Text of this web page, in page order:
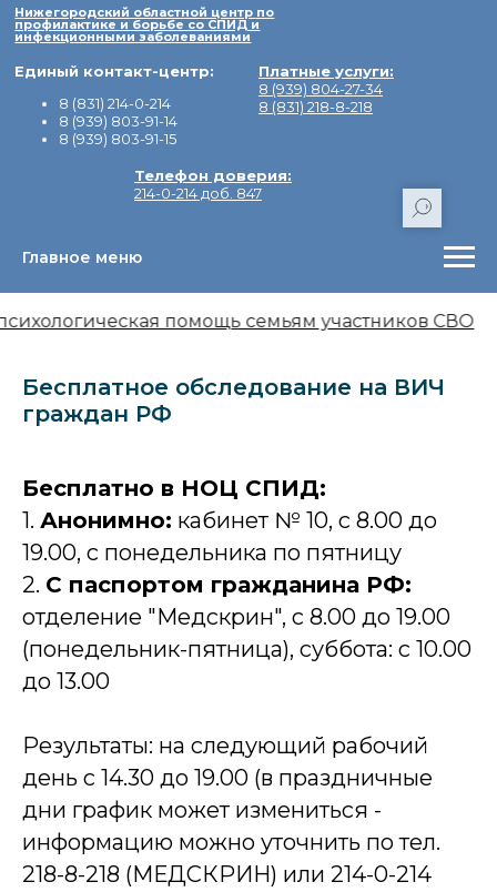
Нижегородский областной центр по
профилактике и борьбе со СПИД и
инфекционными заболеваниями
Единый контакт-центр:
8 (831) 214-0-214
8 (939) 803-91-14
8 (939) 803-91-15
Платные услуги:
8 (939) 804-27-34
8 (831) 218-8-218
Телефон доверия:
214-0-214 доб. 847
Минина, дом 20/3Е.
Главное меню
помощь семьям участников СВО
Бесплатное обследование на ВИЧ
граждан РФ
Бесплатно в НОЦ СПИД:
1. Анонимно: кабинет № 10, с 8.00 до
19.00, с понедельника по пятницу
2. С паспортом гражданина РФ:
отделение "Медскрин", с 8.00 до 19.00
(понедельник-пятница), суббота: с 10.00
до 13.00
Результаты: на следующий рабочий
день с 14.30 до 19.00 (в праздничные
дни график может измениться -
информацию можно уточнить по тел.
218-8-218 (МЕДСКРИН) или 214-0-214